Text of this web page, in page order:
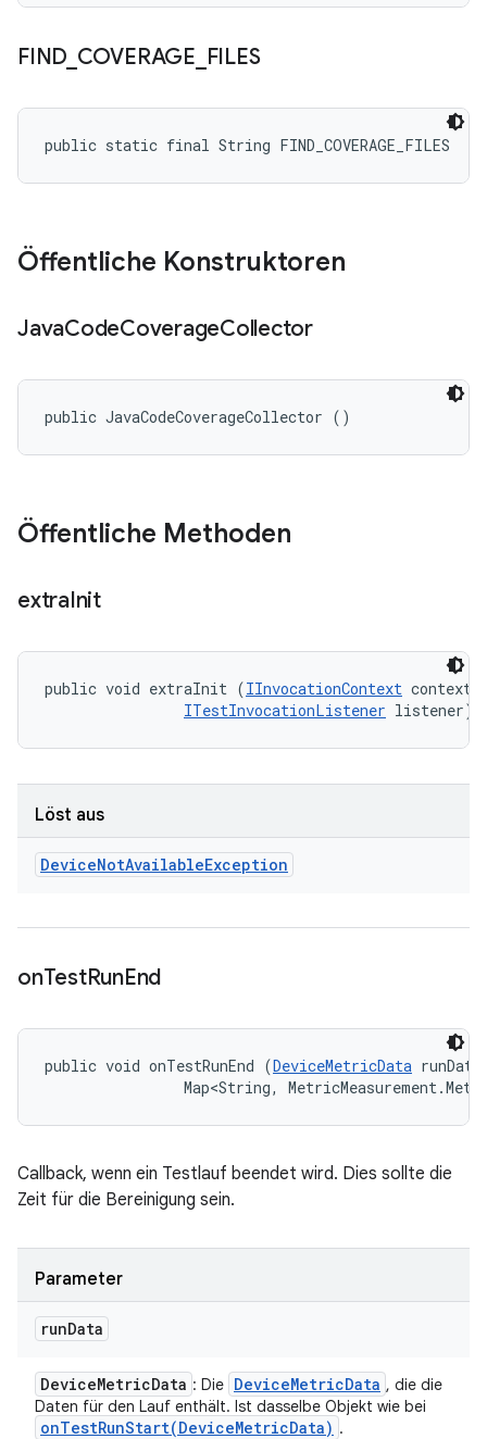
FIND COVERAGE FILES
public static final String FIND_COVERAGE_FILES
Öffentliche Konstruktoren
JavaCodeCoverageCollector
public JavaCodeCoverageCollector ()
Öffentliche Methoden
extraInit
public void extraInit (IInvocationContext
ITestInvocationListener listener)
Löst aus
DeviceNotAvailableException
onTestRunEnd
public void onTestRunEnd (DeviceMetricData
Map<String,
Callback, wenn ein Testlauf beendet wird. Dies sollte die
Zeit für die Bereinigung sein.
Parameter
runData
DeviceMetricData : Die DeviceMetricData , die die
Daten für den Lauf enthält. Ist dasselbe Objekt wie bei
onTestRunStart(DeviceMetricData) .